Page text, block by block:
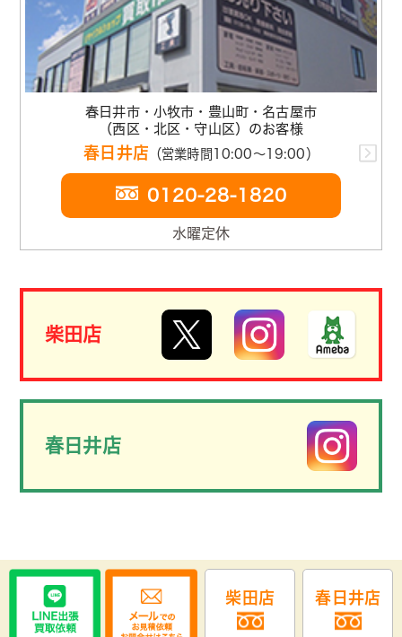
春日井市・小牧市・豊山町・名古屋市
（西区・北区・守山区）のお客様
春日井店 （営業時間10:00～19:00）
0120-28-1820
水曜定休
柴田店
春日井店
柴田店 春日井店
COPYRIGHT (C)2013 名古屋の不用品回収・出張買取 リサイクルショ